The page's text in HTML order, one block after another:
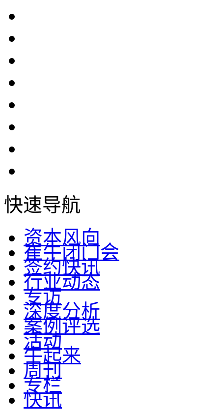
快速导航
资本风向
崔牛闭门会
签约快讯
行业动态
专访
深度分析
案例评选
活动
牛起来
周刊
专栏
快讯